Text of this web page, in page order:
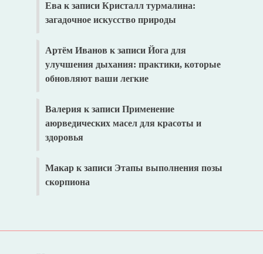
Ева к записи Кристалл турмалина:
загадочное искусство природы
Артём Иванов к записи Йога для
улучшения дыхания: практики, которые
обновляют ваши легкие
Валерия к записи Применение
аюрведических масел для красоты и
здоровья
Макарк записи Этапы выполнения позы
скорпиона